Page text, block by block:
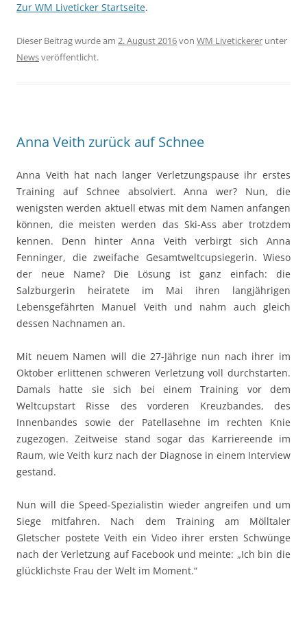
Zur WM Liveticker Startseite.
Dieser Beitrag wurde am 2. August 2016von WM Livetickerer unter
Newsveröffentlicht.
Anna Veith zurück auf Schnee
Anna Veith hat nach langer Verletzungspause ihr erstes
Training auf Schnee absolviert. Anna wer? Nun, die
wenigsten werden aktuell etwas mit dem Namen anfangen
können, die meisten werden das Ski-Ass aber trotzdem
kennen. Denn hinter Anna Veith verbirgt sich Anna
Fenninger, die zweifache Gesamtweltcupsiegerin. Wieso
der neue Name? Die Lösung ist ganz einfach: die
Salzburgerin heiratete im Mai ihren langjährigen
Lebensgefährten Manuel Veith und nahm auch gleich
dessen Nachnamen an.
Mit neuem Namen will die 27-Jährige nun nach ihrer im
Oktober erlittenen schweren Verletzung voll durchstarten.
Damals hatte sie sich bei einem Training vor dem
Weltcupstart Risse des vorderen Kreuzbandes, des
Innenbandes sowie der Patellasehne im rechten Knie
zugezogen. Zeitweise stand sogar das Karriereende im
Raum, wie Veith kurz nach der Diagnose in einem Interview
gestand.
Nun will die Speed-Spezialistin wieder angreifen und um
Siege mitfahren. Nach dem Training am Mölltaler
Gletscher postete Veith ein Video ihrer ersten Schwünge
nach der Verletzung auf Facebook und meinte: „Ich bin die
glücklichste Frau der Welt im Moment.“